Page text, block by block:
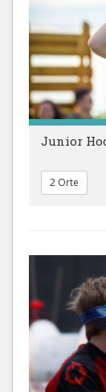
Junior
2 Orte